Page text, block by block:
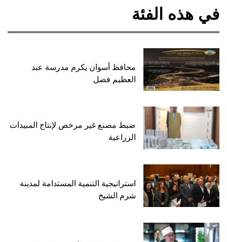
في هذه الفئة
محافظ أسوان يكرم مدرسة عبد
العظيم فضل
ضبط مصنع غير مرخص لإنتاج المبيدات
الزراعية
استراتيجية التنمية المستدامة لمدينة
شرم الشيخ